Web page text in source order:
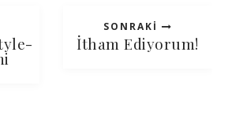
SONRAKI
İtham Ediyorum!